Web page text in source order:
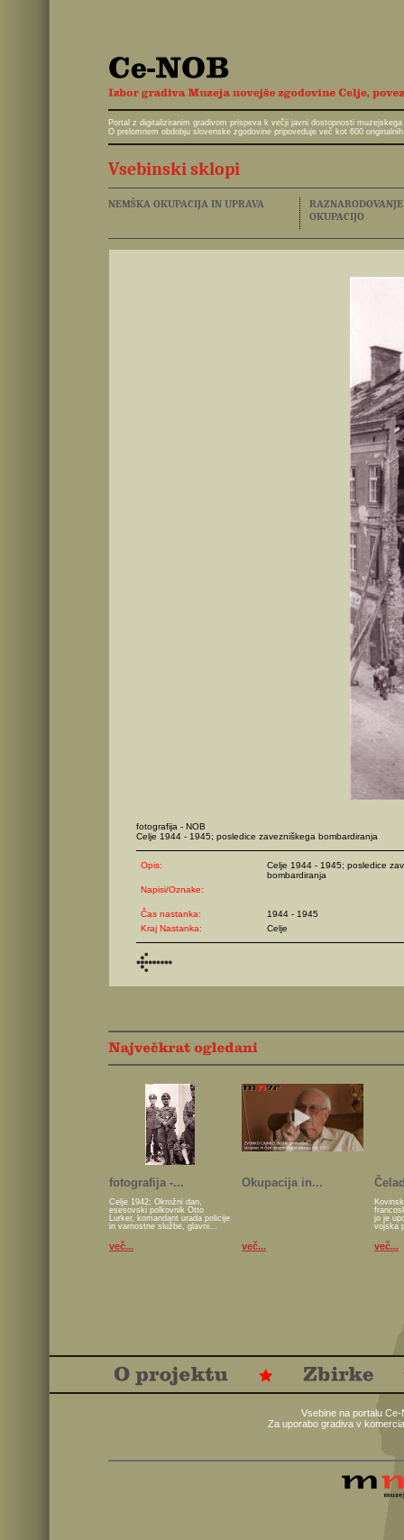
Portal z digitaliziranim gradivom prispeva k večji javni dostopnosti
O prelomnem obdobju slovenske zgodovine pripoveduje več kot 600
Vsebinski sklopi
NEMŠKA OKUPACIJA IN UPRAVA
OKUPACIJO
fotografija - NOB
Celje 1944 - 1945; posledice zavezniškega bombardiranja
Opis:
Celje 1944 - 1945; posledice
bombardiranja
Napisi/Oznake:
Čas nastanka:
1944 - 1945
Kraj Nastanka:
Celje
fotografija -...
Celje 1942; Okrožni dan,
esesovski polkovnik Otto
Lurker, komandant urada policije
in varnostne službe, glavni...
več...
Okupacija in...
več...
jo je
vojska
več...
Vsebine na portalu
Za uporabo gradiva v